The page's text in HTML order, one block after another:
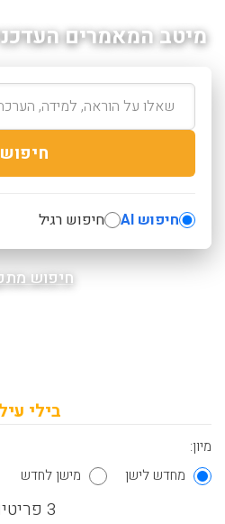
מיטב המאמרים
חיפוש
חיפוש AI חיפוש רגיל
חיפוש
בילי
מיון:
מחדש לישן
מישן לחדש
3 פריטים